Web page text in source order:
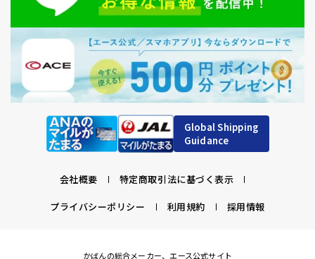
Global Shipping
Guidance
会社概要 特定商取引法に基づく表示
プライバシーポリシー 利用規約 採用情報
かばんの総合メーカー、エース公式サイト